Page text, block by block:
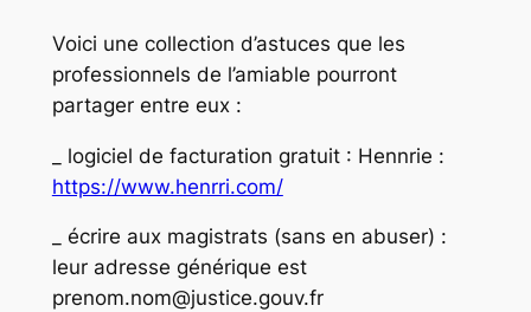
Voici une collection d’astuces que les
professionnels de l’amiable pourront
partager entre eux :
_ logiciel de facturation gratuit : Hennrie :
https://www.henrri.com/
_ écrire aux magistrats (sans en abuser) :
leur adresse générique est
prenom.nom@justice.gouv.fr